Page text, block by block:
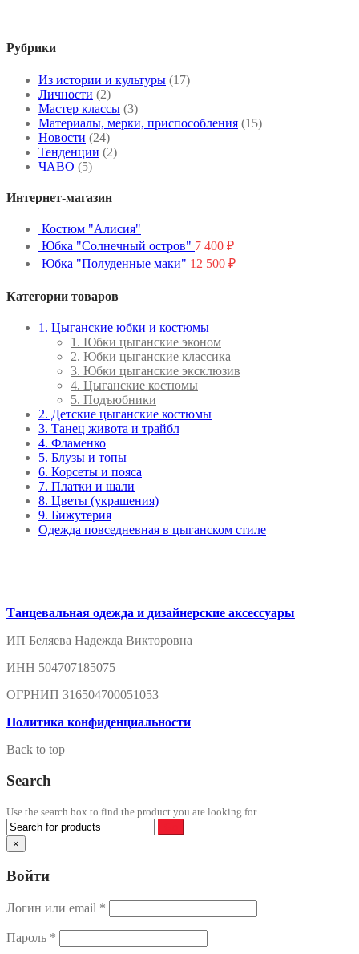
Рубрики
Из истории и культуры (17)
Личности (2)
Мастер классы (3)
Материалы, мерки, приспособления (15)
Новости (24)
Тенденции (2)
ЧАВО (5)
Интернет-магазин
Костюм "Алисия"
Юбка "Солнечный остров" 7 400 ₽
Юбка "Полуденные маки" 12 500 ₽
Категории товаров
1. Цыганские юбки и костюмы
1. Юбки цыганские эконом
2. Юбки цыганские классика
3. Юбки цыганские эксклюзив
4. Цыганские костюмы
5. Подъюбники
2. Детские цыганские костюмы
3. Танец живота и трайбл
4. Фламенко
5. Блузы и топы
6. Корсеты и пояса
7. Платки и шали
8. Цветы (украшения)
9. Бижутерия
Одежда повседневная в цыганском стиле
Танцевальная одежда и дизайнерские аксессуары
ИП Беляева Надежда Викторовна
ИНН 504707185075
ОГРНИП 316504700051053
Политика конфиденциальности
Back to top
Search
Use the search box to find the product you are looking for.
×
Войти
Логин или email *
Пароль *